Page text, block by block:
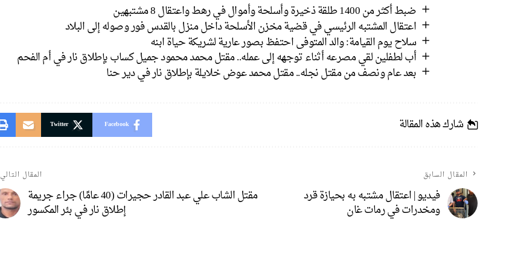
ضبط أكثر من 1400 طلقة ذخيرة وأسلحة وأموال في رهط واعتقال 8 مشتبهين
اعتقال المشتبه الرئيسي في قضية مخزن الأسلحة داخل منزل بالقدس فور وصوله إلى البلاد
سلاح يوم القيامة: والد المتوفى احتفظ بصور عارية لشريكة حياة ابنه
أب لطفلين لقي مصرعه أثناء توجهه إلى عمله.. مقتل محمد محمود جميل كساب بإطلاق نار في أم الفحم
بعد عام ونصف من مقتل نجله.. مقتل محمد عوض خلايلة بإطلاق نار في دير حنا
شارك هذه المقالة Facebook
Twitter
المقال السابق
فيديو | اعتقال مشتبه به بحيازة قرد
ومخدرات في رمات غان
المقال التالي
مقتل الشاب علي عبد القادر حجيرات (40 عامًا) جراء جريمة
إطلاق نار في بئر المكسور